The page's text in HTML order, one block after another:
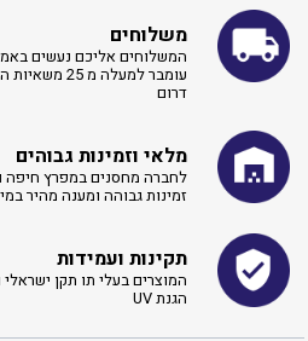
משלוחים
המשלוחים אליכם נעשים
עומבר למעלה
דרום
מלאי וזמינות גבוהים
לחברה מחסנים במפרץ חיפה
זמינות גבוהה ומענה מהיר
תקינות ועמידות
המוצרים בעלי תו תקן
הגנת UV